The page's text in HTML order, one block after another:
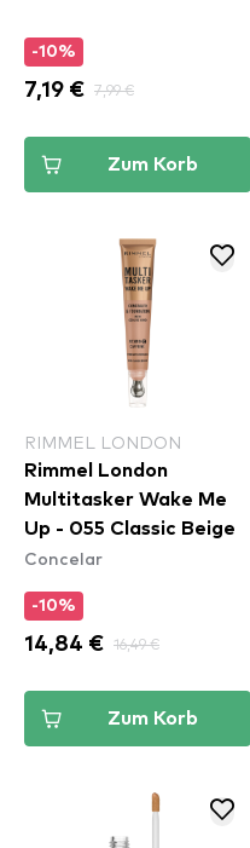
-10%
7,19 € 7,99 €
Zum Korb
RIMMEL LONDON
Rimmel London
Multitasker Wake Me
Up - 055 Classic Beige
Concelar
-10%
14,84 € 16,49 €
Zum Korb